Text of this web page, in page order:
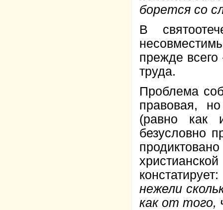
борется со
В
прежде всего
труда.
Проблема
правовая,
(равно как
безусловно
нежели
как от того,